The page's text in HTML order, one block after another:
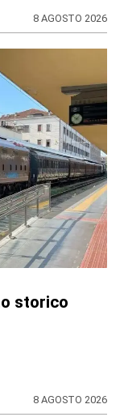
8 AGOSTO 2026
storico
8 AGOSTO 2026